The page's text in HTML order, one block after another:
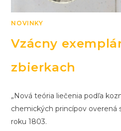
NOVINKY
Vzácny
zbierkach
„Nová teória liečenia podľa
chemických princípov overená
roku 1803.